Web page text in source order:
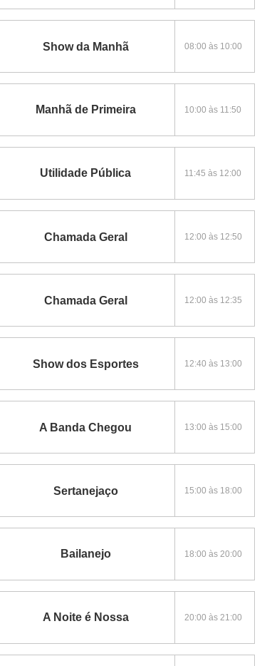
Show da Manhã 08:00 às 10:00
Manhã de Primeira 10:00 às 11:50
Utilidade Pública 11:45 às 12:00
Chamada Geral 12:00 às 12:50
Chamada Geral 12:00 às 12:35
Show dos Esportes 12:40 às 13:00
A Banda Chegou 13:00 às 15:00
Sertanejaço 15:00 às 18:00
Bailanejo 18:00 às 20:00
A Noite é Nossa 20:00 às 21:00